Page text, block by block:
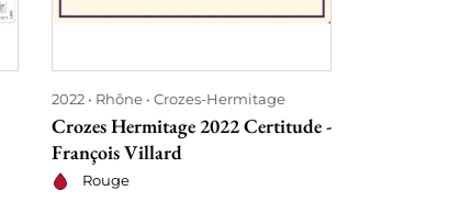
2022 Rhône Crozes-Hermitage
Crozes Hermitage 2022 Certitude -
François Villard
Rouge